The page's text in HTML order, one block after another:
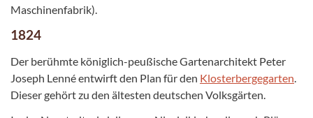
Maschinenfabrik).
1824
Der berühmte königlich-peußische Gartenarchitekt Peter
Joseph Lenné entwirft den Plan für den Klosterbergegarten.
Dieser gehört zu den ältesten deutschen Volksgärten.